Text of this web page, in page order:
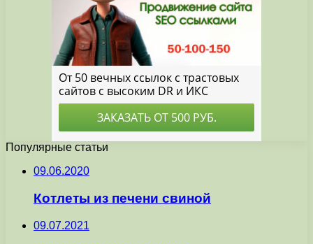
Популярные статьи
09.06.2020
Котлеты из печени свиной
09.07.2021